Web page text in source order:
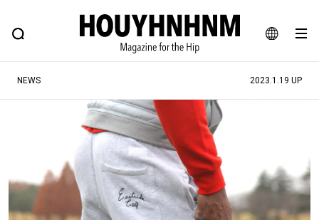
JA
EN
FEATURE BLOG SNAP
ヒップなファッション、カルチャー、ライフスタイルWEBマガジン
#SHOPPING ADDICT #憧れの逸品
#ESSENTIAL DESIGNS #古着サミット
#NEW VINTAGE #マイナーグッド図鑑
NEWS 2023.1.19 UP